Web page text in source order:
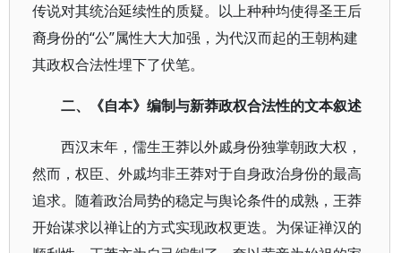
传说对其统治延续性的质疑。以上种种均使得圣王后
裔身份的“公”属性大大加强，为代汉而起的王朝构建
其政权合法性埋下了伏笔。
二、《自本》编制与新莽政权合法性的文本叙述
西汉末年，儒生王莽以外戚身份独掌朝政大权，
然而，权臣、外戚均非王莽对于自身政治身份的最高
追求。随着政治局势的稳定与舆论条件的成熟，王莽
开始谋求以禅让的方式实现政权更迭。为保证禅汉的